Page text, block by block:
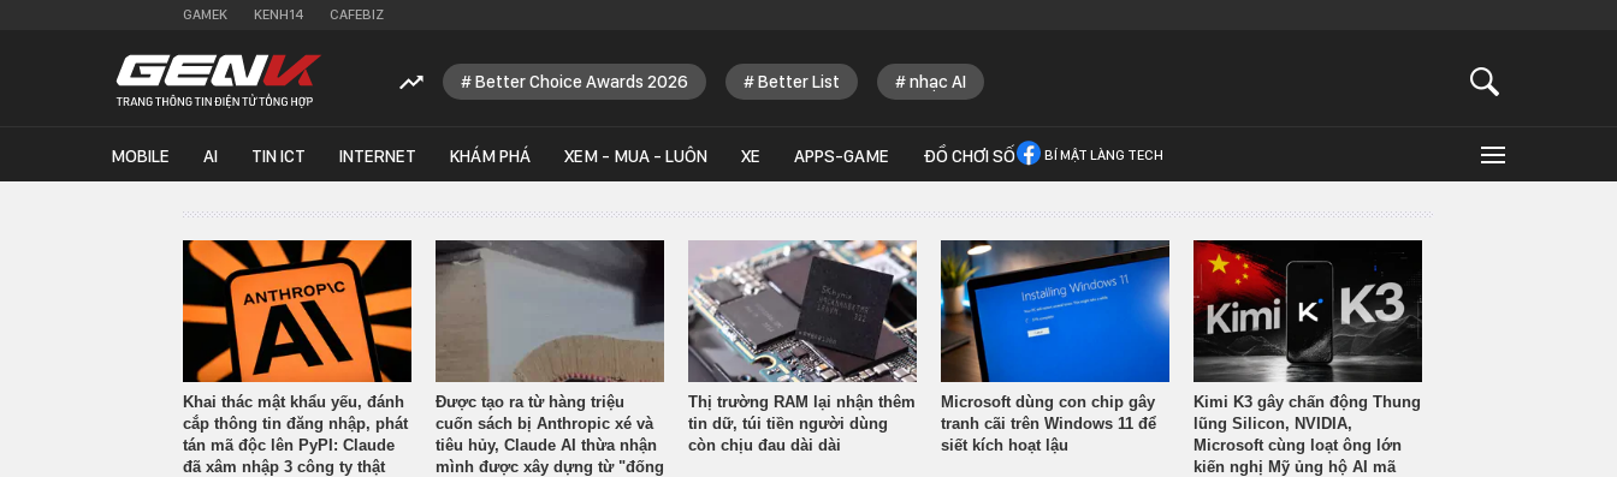
GAMEK KENH14 CAFEBIZ
Better Choice Awards 2026 Better List nhạc AI
MOBILE AI TIN ICT INTERNET KHÁM PHÁ XEM - MUA - LUÔN XE APPS-GAME ĐỒ CHƠI SỐ BÍ MẬT LÀNG TECH
Khai thác mật khẩu yếu, đánh
cắp thông tin đăng nhập, phát
tán mã độc lên PyPI: Claude
đã xâm nhập 3 công ty thật
Được tạo ra từ hàng triệu
cuốn sách bị Anthropic xé và
tiêu hủy, Claude AI thừa nhận
mình được xây dựng từ "đống
Thị trường RAM lại nhận thêm
tin dữ, túi tiền người dùng
còn chịu đau dài dài
Microsoft dùng con chip gây
tranh cãi trên Windows 11 để
siết kích hoạt lậu
Kimi K3 gây chấn động Thung
lũng Silicon, NVIDIA,
Microsoft cùng loạt ông lớn
kiến nghị Mỹ ủng hộ AI mã